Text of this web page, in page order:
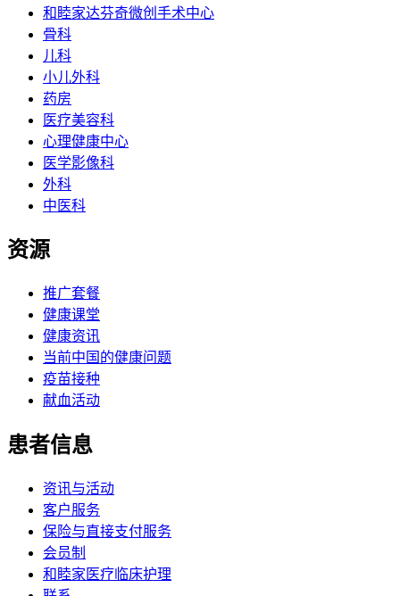
和睦家达芬奇微创手术中心
骨科
儿科
小儿外科
药房
医疗美容科
心理健康中心
医学影像科
外科
中医科
资源
推广套餐
健康课堂
健康资讯
当前中国的健康问题
疫苗接种
献血活动
患者信息
资讯与活动
客户服务
保险与直接支付服务
会员制
和睦家医疗临床护理